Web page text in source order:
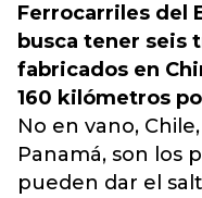
Ferrocarriles del
busca tener seis
fabricados en
160 kilómetros
No en vano,
Panamá, son los
pueden dar el